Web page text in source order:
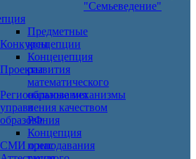
"Семьеведение"
Предметные
концепции
Концецепция
развития
математического
образования
в
РФ
Концепция
преподавания
Конкурсы
Проекты
Региональные механизмы
управления качеством
образования
СМИ о нас